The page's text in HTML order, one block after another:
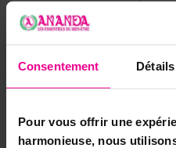
Consentement Détails
Pour vous offrir une
harmonieuse, nous
▸ En rituel de
appeler force et
périodes difficiles.
▸
Dans l'air ou sur le
vaporisation dans la